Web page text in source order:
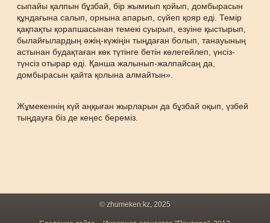
сыпайы қалпын бұзбай, бір жымиып қойып, домбырасын
құндағына салып, орнына апарып, сүйеп қояр еді. Темір
қақпақты қорапшасынан темекі суырып, езуіне қыстырып,
былайғылардың әжің-күжіңін тыңдаған болып, танауының
астынан будақтаған көк түтінге бетін көлегейлеп, үнсіз-
түнсіз отырар еді. Қанша жалынып-жалпайсаң да,
домбырасын қайта қолына алмайтын».
Жұмекеннің күй аңқыған жырларын да бұзбай оқып, үзбей
тыңдауға біз де кеңес береміз.
© zhumeken.kz, 2025